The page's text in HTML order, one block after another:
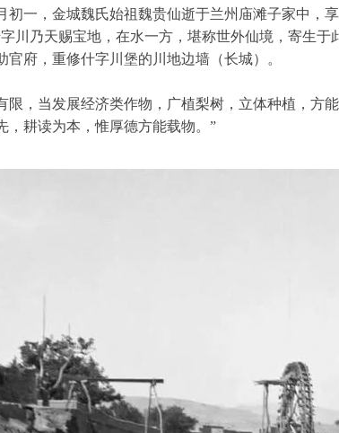
初一，金城魏氏始祖魏贵仙逝于兰州庙滩子家中，
川乃天赐宝地，在水一方，堪称世外仙境，寄生
官府，重修什字川堡的川地边墙（长城）。
限，当发展经济类作物，广植梨树，立体种植，方
，耕读为本，惟厚德方能载物。”